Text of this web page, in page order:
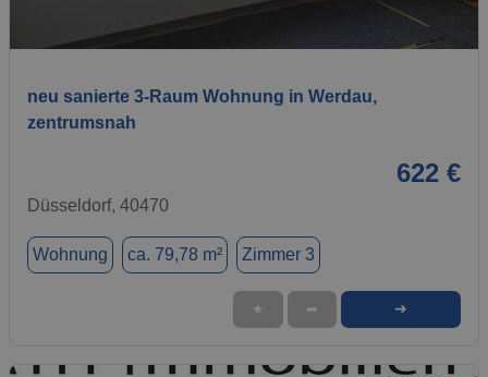
neu sanierte 3-Raum Wohnung in Werdau,
zentrumsnah
622 €
Düsseldorf, 40470
Wohnung ca. 79,78 m² Zimmer 3
★ ➦ ➜